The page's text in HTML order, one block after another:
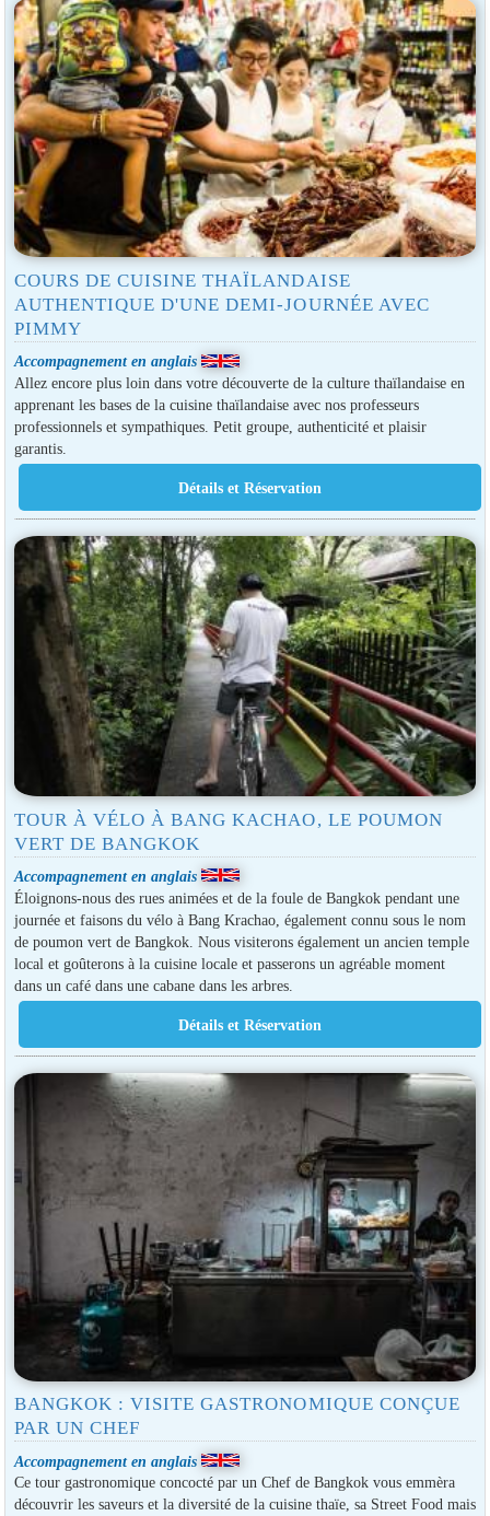
COURS DE CUISINE THAÏLANDAISE
AUTHENTIQUE D'UNE DEMI-JOURNÉE AVEC
PIMMY
Accompagnement en anglais
Allez encore plus loin dans votre découverte de la culture thaïlandaise en
apprenant les bases de la cuisine thaïlandaise avec nos professeurs
professionnels et sympathiques. Petit groupe, authenticité et plaisir
garantis.
TOUR À VÉLO À BANG KACHAO, LE POUMON
VERT DE BANGKOK
Accompagnement en anglais
Éloignons-nous des rues animées et de la foule de Bangkok pendant une
journée et faisons du vélo à Bang Krachao, également connu sous le nom
de poumon vert de Bangkok. Nous visiterons également un ancien temple
local et goûterons à la cuisine locale et passerons un agréable moment
dans un café dans une cabane dans les arbres.
BANGKOK : VISITE GASTRONOMIQUE CONÇUE
PAR UN CHEF
Accompagnement en anglais
Ce tour gastronomique concocté par un Chef de Bangkok vous emmèra
découvrir les saveurs et la diversité de la cuisine thaïe, sa Street Food mais